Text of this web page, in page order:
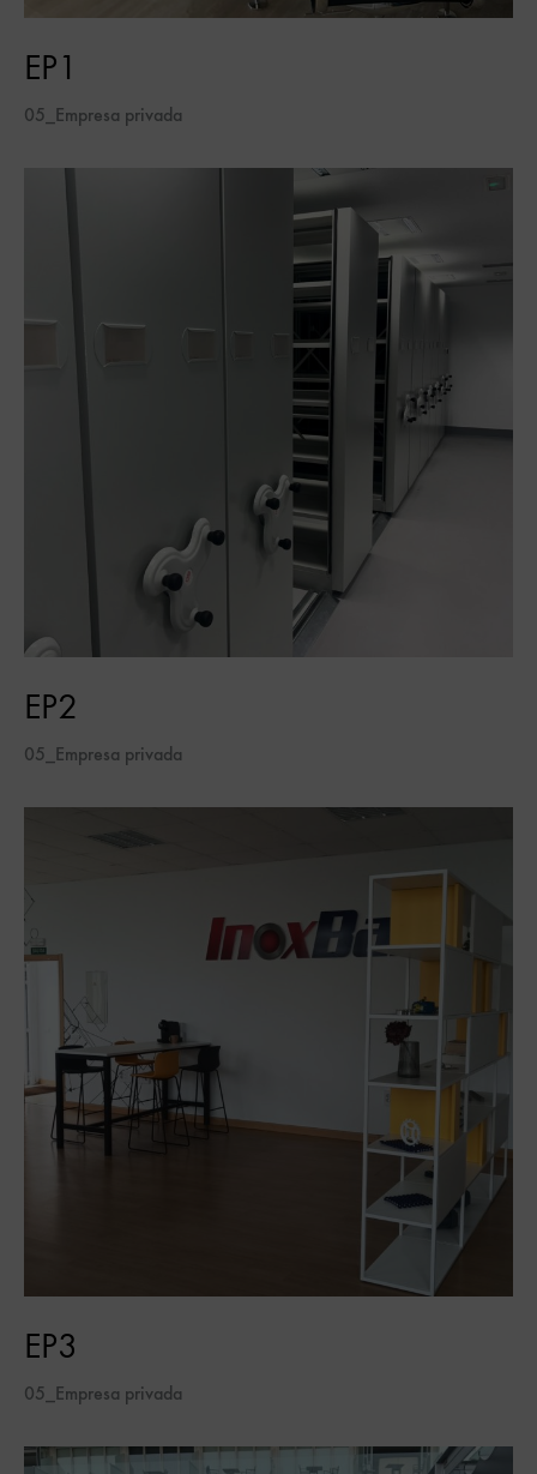
EP1
05_Empresa privada
EP2
05_Empresa privada
EP3
05_Empresa privada